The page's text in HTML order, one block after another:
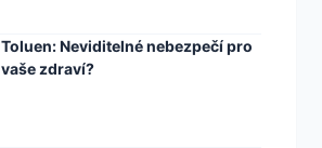
Toluen: Neviditelné nebezpečí pro
vaše zdraví?